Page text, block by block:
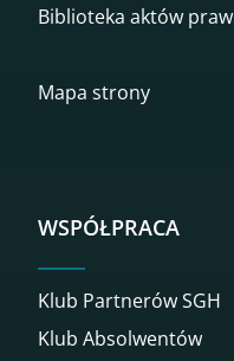
Biblioteka aktów
Mapa strony
WSPÓŁPRACA
Klub Partnerów SGH
Klub Absolwentów